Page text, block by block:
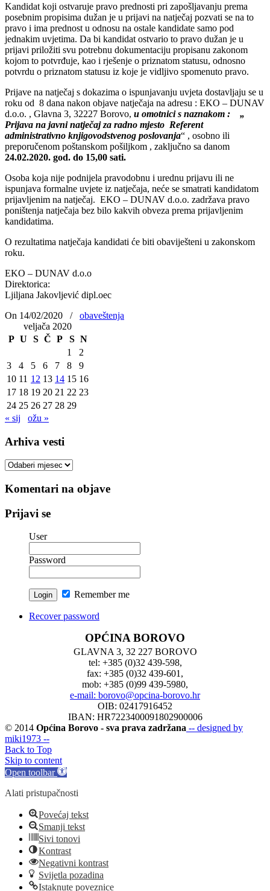
Kandidat koji ostvaruje pravo prednosti pri zapošljavanju prema
posebnim propisima dužan je u prijavi na natječaj pozvati se na to
pravo i ima prednost u odnosu na ostale kandidate samo pod
jednakim uvjetima. Da bi kandidat ostvario to pravo dužan je u
prijavi priložiti svu potrebnu dokumentaciju propisanu zakonom
kojom to potvrđuje, kao i rješenje o priznatom statusu, odnosno
potvrdu o priznatom statusu iz koje je vidljivo spomenuto pravo.
Prijave na natječaj s dokazima o ispunjavanju uvjeta dostavljaju se u
roku od 8 dana nakon objave natječaja na adresu : EKO – DUNAV
d.o.o. , Glavna 3, 32227 Borovo, u omotnici s naznakom : „
Prijava na javni natječaj za radno mjesto Referent
administrativno knjigovodstvenog poslovanja“ , osobno ili
preporučenom poštanskom pošiljkom , zaključno sa danom
24.02.2020. god. do 15,00 sati.
Osoba koja nije podnijela pravodobnu i urednu prijavu ili ne
ispunjava formalne uvjete iz natječaja, neće se smatrati kandidatom
prijavljenim na natječaj. EKO – DUNAV d.o.o. zadržava pravo
poništenja natječaja bez bilo kakvih obveza prema prijavljenim
kandidatima.
O rezultatima natječaja kandidati će biti obaviješteni u zakonskom
roku.
EKO – DUNAV d.o.o
Direktorica:
Ljiljana Jakovljević dipl.oec
On 14/02/2020
/
obaveštenja
veljača 2020
P U S Č P S N
1
2
3
4 5 6 7 8
9
10 11 12 13 14 15 16
17 18 19 20 21 22 23
24 25 26 27 28 29
« sij
ožu »
Arhiva vesti
Arhiva
Komentari na objave
Prijavi se
User
Password
Remember me
Recover password
OPĆINA BOROVO
GLAVNA 3, 32 227 BOROVO
tel: +385 (0)32 439-598,
fax: +385 (0)32 439-601,
mob: +385 (0)99 439-5980,
e-mail: borovo@opcina-borovo.hr
OIB: 02417916452
IBAN: HR7223400091802900006
© 2014 Općina Borovo - sva prava zadržana -- designed by
miki1973 --
Back to Top
Skip to content
Open toolbar
Alati pristupačnosti
Povećaj tekst
Smanji tekst
Sivi tonovi
Kontrast
Negativni kontrast
Svijetla pozadina
Istaknute poveznice